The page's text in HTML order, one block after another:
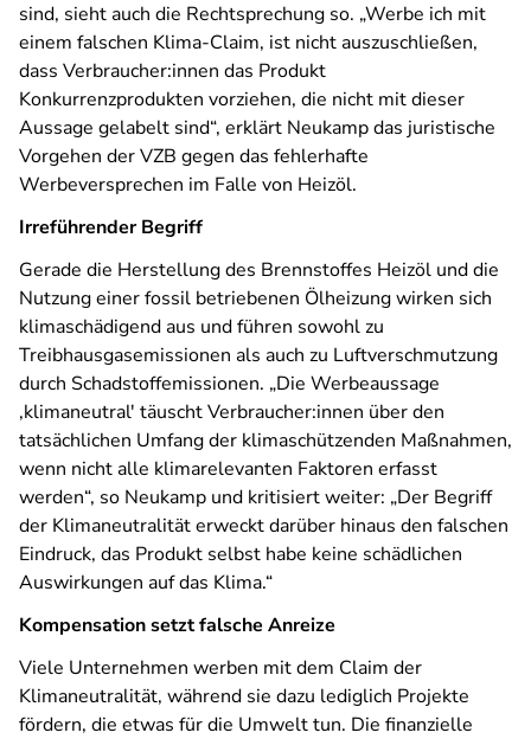
sind, sieht auch die Rechtsprechung so. „Werbe ich mit
einem falschen Klima-Claim, ist nicht auszuschließen,
dass Verbraucher:innen das Produkt
Konkurrenzprodukten vorziehen, die nicht mit dieser
Aussage gelabelt sind“, erklärt Neukamp das juristische
Vorgehen der VZB gegen das fehlerhafte
Werbeversprechen im Falle von Heizöl.
Irreführender Begriff
Gerade die Herstellung des Brennstoffes Heizöl und die
Nutzung einer fossil betriebenen Ölheizung wirken sich
klimaschädigend aus und führen sowohl zu
Treibhausgasemissionen als auch zu Luftverschmutzung
durch Schadstoffemissionen. „Die Werbeaussage
,klimaneutral' täuscht Verbraucher:innen über den
tatsächlichen Umfang der klimaschützenden Maßnahmen,
wenn nicht alle klimarelevanten Faktoren erfasst
werden“, so Neukamp und kritisiert weiter: „Der Begriff
der Klimaneutralität erweckt darüber hinaus den falschen
Eindruck, das Produkt selbst habe keine schädlichen
Auswirkungen auf das Klima.“
Kompensation setzt falsche Anreize
Viele Unternehmen werben mit dem Claim der
Klimaneutralität, während sie dazu lediglich Projekte
fördern, die etwas für die Umwelt tun. Die finanzielle